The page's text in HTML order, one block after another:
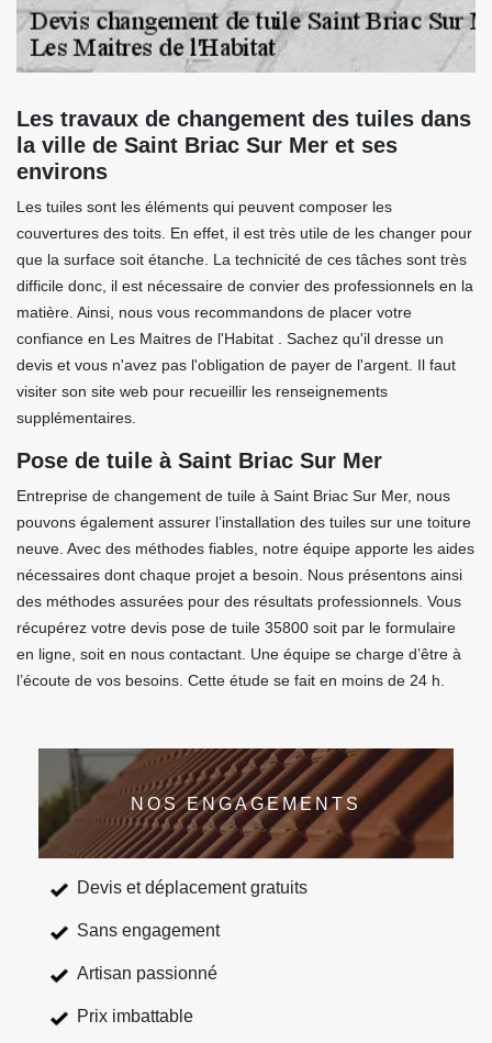
Les travaux de changement des tuiles dans
la ville de Saint Briac Sur Mer et ses
environs
Les tuiles sont les éléments qui peuvent composer les
couvertures des toits. En effet, il est très utile de les changer pour
que la surface soit étanche. La technicité de ces tâches sont très
difficile donc, il est nécessaire de convier des professionnels en la
matière. Ainsi, nous vous recommandons de placer votre
confiance en Les Maitres de l'Habitat . Sachez qu'il dresse un
devis et vous n'avez pas l'obligation de payer de l'argent. Il faut
visiter son site web pour recueillir les renseignements
supplémentaires.
Pose de tuile à Saint Briac Sur Mer
Entreprise de changement de tuile à Saint Briac Sur Mer, nous
pouvons également assurer l’installation des tuiles sur une toiture
neuve. Avec des méthodes fiables, notre équipe apporte les aides
nécessaires dont chaque projet a besoin. Nous présentons ainsi
des méthodes assurées pour des résultats professionnels. Vous
récupérez votre devis pose de tuile 35800 soit par le formulaire
en ligne, soit en nous contactant. Une équipe se charge d’être à
l’écoute de vos besoins. Cette étude se fait en moins de 24 h.
NOS ENGAGEMENTS
Devis et déplacement gratuits
Sans engagement
Artisan passionné
Prix imbattable